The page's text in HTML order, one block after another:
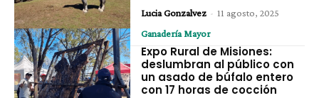
Lucia Gonzalvez - 11 agosto, 2025
Ganadería Mayor
Expo Rural de Misiones:
deslumbran al público con
un asado de búfalo entero
con 17 horas de cocción